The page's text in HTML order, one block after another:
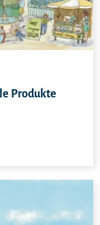
Produkte